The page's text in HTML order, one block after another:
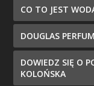
CO TO JEST
DOUGLAS
DOWIEDZ SIĘ O
KOLOŃSKA